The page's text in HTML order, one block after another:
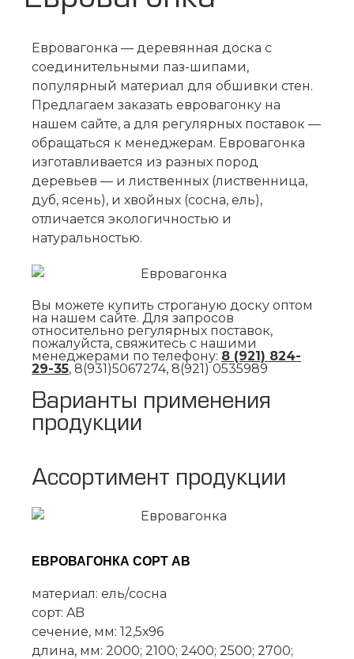
Евровагонка — деревянная доска с
соединительными паз-шипами,
популярный материал для обшивки стен.
Предлагаем заказать евровагонку на
нашем сайте, а для регулярных поставок —
обращаться к менеджерам. Евровагонка
изготавливается из разных пород
деревьев — и лиственных (лиственница,
дуб, ясень), и хвойных (сосна, ель),
отличается экологичностью и
натуральностью.
Вы можете купить строганую доску оптом
на нашем сайте. Для запросов
относительно регулярных поставок,
пожалуйста, свяжитесь с нашими
менеджерами по телефону: 8 (921) 824-
29-35, 8(931)5067274, 8(921) 0535989
Варианты применения
продукции
Ассортимент продукции
ЕВРОВАГОНКА СОРТ AB
материал: ель/сосна
сорт: AB
сечение, мм: 12,5х96
длина, мм: 2000; 2100; 2400; 2500; 2700;